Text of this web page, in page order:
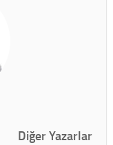
Diğer Yazarlar